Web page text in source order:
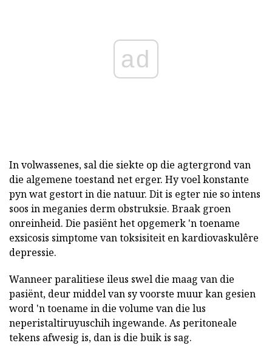
ad
In volwassenes, sal die siekte op die agtergrond van
die algemene toestand net erger. Hy voel konstante
pyn wat gestort in die natuur. Dit is egter nie so intens
soos in meganies derm obstruksie. Braak groen
onreinheid. Die pasiënt het opgemerk 'n toename
exsicosis simptome van toksisiteit en kardiovaskulêre
depressie.
Wanneer paralitiese ileus swel die maag van die
pasiënt, deur middel van sy voorste muur kan gesien
word 'n toename in die volume van die lus
neperistaltiruyuschih ingewande. As peritoneale
tekens afwesig is, dan is die buik is sag.